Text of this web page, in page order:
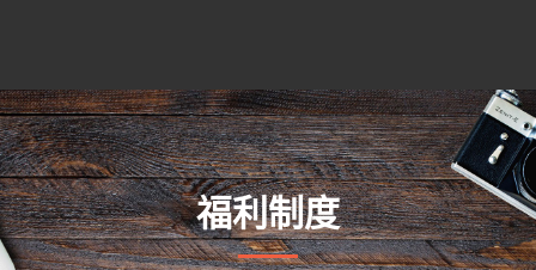
福利制度